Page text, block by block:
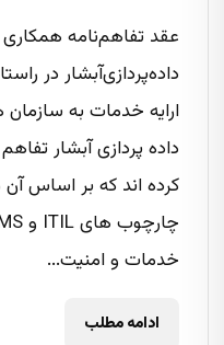
عقد تفاهم‌نامه
‌‌داده‌پردازی‌آبشار در
ارایه خدمات به
داده پردازی آبشار
کرده اند که بر اساس
خدمات و امنیت...
ادامه مطلب